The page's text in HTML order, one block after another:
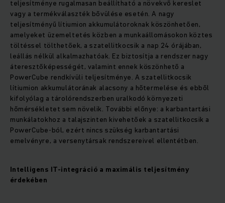
teljesítménye rugalmasan beállítható a növekvő kereslet
vagy a termékválaszték bővülése esetén. A nagy
teljesítményű lítiumion akkumulátoroknak köszönhetően,
amelyeket üzemeltetés közben a munkaállomásokon köztes
töltéssel tölthetőek, a szatellitkocsik a nap 24 órájában,
leállás nélkül alkalmazhatóak. Ez biztosítja a rendszer nagy
áteresztőképességét, valamint ennek köszönhető a
PowerCube rendkívüli teljesítménye. A szatellitkocsik
lítiumion akkumulátorának alacsony a hőtermelése és ebből
kifolyólag a tárolórendszerben uralkodó környezeti
hőmérsékletet sem növelik. További előnye: a karbantartási
munkálatokhoz a talajszinten kivehetőek a szatellitkocsik a
PowerCube-ból, ezért nincs szükség karbantartási
emelvényre, a versenytársak rendszereivel ellentétben.
Intelligens IT-integráció a maximális teljesítmény
érdekében